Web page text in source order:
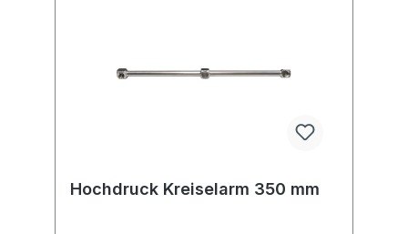
Hochdruck Kreiselarm 350 mm